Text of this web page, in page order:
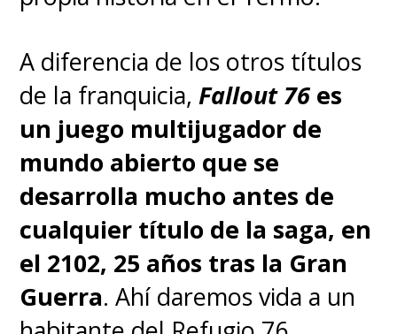
diera a entender que
"un derecho de propiedad sin
restriccionessobre el bien
digital". Aquello llevó aSteam
la más importante plataforma
de videojuegos para PC del
mundo, a advertir a sus usuarios
que solo están adquiriendo una
licencia del producto digital.
A diferencia de los otros títulos
de la franquicia, Fallout 76 es
un juego multijugador de
mundo abierto que se
desarrolla mucho antes de
cualquier título de la saga, en
el 2102, 25 años tras la Gran
Guerra. Ahí daremos vida a un